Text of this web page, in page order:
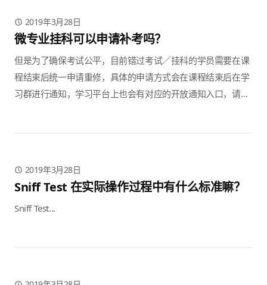
2019年3月28日
微专业挂科可以申请补考吗？
但是为了确保考试公平，目前错过考试／挂科的学员需要在课
程结束后统一申请重修，具体的申请方式会在课程结束后在学
习群进行通知，学习平台上也会有对应的开放通知入口，请留
2019年3月28日
Sniff Test 在实际操作过程中有什么标准嘛？
Sniff Test...